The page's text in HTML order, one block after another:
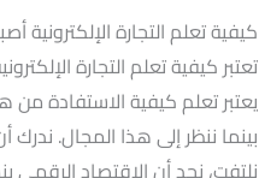
كيفية تعلم التجارة الإلكترونية
تعتبر كيفية تعلم التجارة
يعتبر تعلم كيفية الاستفادة من
بينما ننظر إلى هذا المجال. ندرك
نلتفت، نجد أن الاقتصاد الرقمي